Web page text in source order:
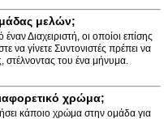
μελών;
Διαχειριστή, οι οποίοι επίσης
να γίνετε Συντονιστές πρέπει να
στέλνοντας του ένα μήνυμα.
χρώμα;
κάποιο χρώμα στην ομάδα για